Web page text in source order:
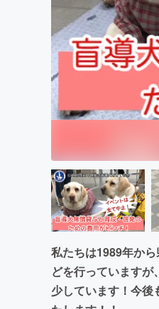
私たちは1989年か
どを行っています
少しています！今後